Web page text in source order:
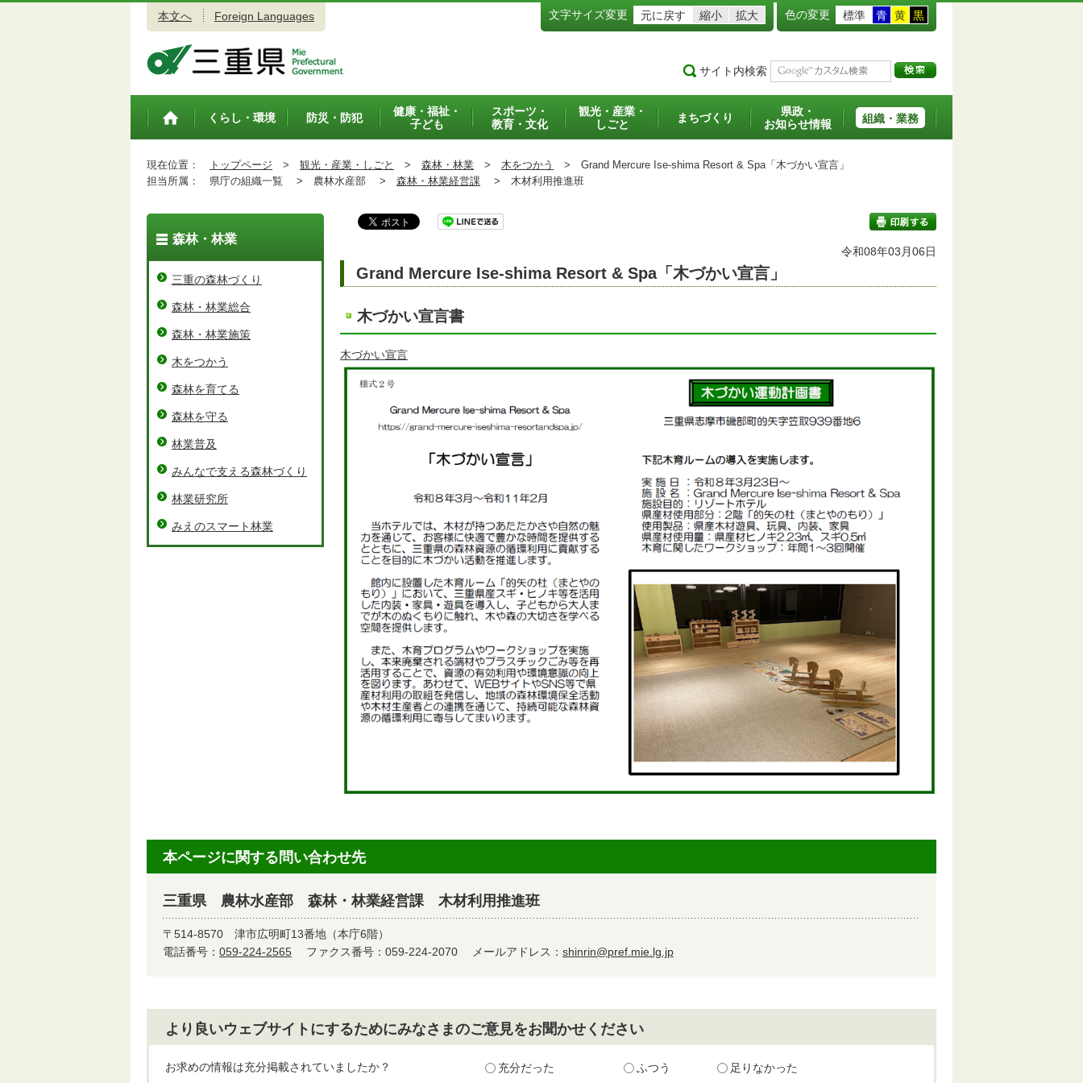
本文へ Foreign Languages 文字サイズ変更 元に戻す 縮小 拡大 色の変更 標準 青 黄 黒
サイト内検索
トップペ
くらし・環境 防災・防犯
健康・福祉・
子ども
スポーツ・
教育・文化
観光・産業・
しごと
まちづくり
県政・
お知らせ情報
組織・業務
現在位置： トップページ > 観光・産業・しごと > 森林・林業 > 木をつかう > Grand Mercure Ise-shima Resort & Spa「木づかい宣言」
担当所属：
県庁の組織一覧 > 農林水産部 > 森林・林業経営課 > 木材利用推進班
印刷する
令和08年03月06日
Grand Mercure Ise-shima Resort & Spa「木づかい宣言」
木づかい宣言書
木づかい宣言
森林・林業
三重の森林づくり
森林・林業総合
森林・林業施策
木をつかう
森林を育てる
森林を守る
林業普及
みんなで支える森林づくり
林業研究所
みえのスマート林業
本ページに関する問い合わせ先
三重県 農林水産部 森林・林業経営課 木材利用推進班
〒514-8570 津市広明町13番地（本庁6階）
電話番号： 059-224-2565 ファクス番号：059-224-2070 メールアドレス： shinrin@pref.mie.lg.jp
より良いウェブサイトにするためにみなさまのご意見をお聞かせください
お求めの情報は充分掲載されていましたか？ 充分だった ふつう 足りなかった